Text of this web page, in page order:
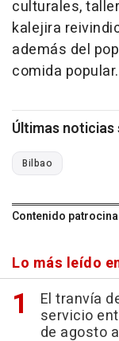
culturales,
kalejira
además del
comida popular.
Últimas
Bilbao
Contenido
Lo más leído
El tranvía
servicio
de agosto